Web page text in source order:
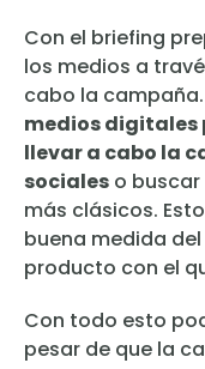
Con el briefing
los medios a
cabo la
medios digitales
llevar a cabo la
sociales o
más clásicos.
buena medida
producto con el
Con todo esto
pesar de que la